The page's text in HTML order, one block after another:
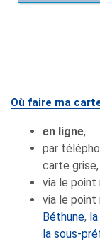
Où faire ma
en ligne,
par
carte grise,
via le point
via le point
Béthune,
la sous-